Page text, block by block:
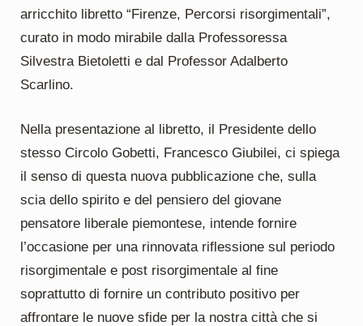
arricchito libretto “Firenze, Percorsi risorgimentali”,
curato in modo mirabile dalla Professoressa
Silvestra Bietoletti e dal Professor Adalberto
Scarlino.
Nella presentazione al libretto, il Presidente dello
stesso Circolo Gobetti, Francesco Giubilei, ci spiega
il senso di questa nuova pubblicazione che, sulla
scia dello spirito e del pensiero del giovane
pensatore liberale piemontese, intende fornire
l’occasione per una rinnovata riflessione sul periodo
risorgimentale e post risorgimentale al fine
soprattutto di fornire un contributo positivo per
affrontare le nuove sfide per la nostra città che si